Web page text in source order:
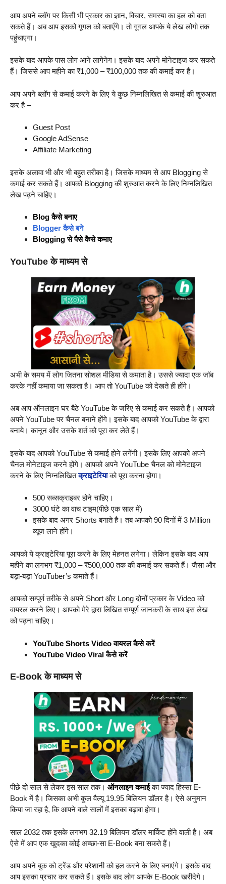
आप अपने ब्लॉग पर किसी भी प्रकार का ज्ञान, विचार, समस्या का हल को बता
सकते हैं। अब आप इसको गूगल को बताएँगे। तो गूगल आपके ये लेख लोगो तक
पहुंचाएगा।
इसके बाद आपके पास लोग आने लागेनेग। इसके बाद अपने मोनेटाइज कर सकते
हैं। जिससे आप महीने का ₹1,000 – ₹100,000 तक की कमाई कर हैं।
आप अपने ब्लॉग से कमाई करने के लिए ये कुछ निम्नलिखित से कमाई की शुरुआत
कर है –
Guest Post
Google AdSense
Affiliate Marketing
इसके अलावा भी और भी बहुत तरीका है। जिसके माध्यम से आप Blogging से
कमाई कर सकते हैं। आपको Blogging की शुरुआत करने के लिए निम्नलिखित
लेख पढ़ने चाहिए।
Blog कैसे बनाए
Blogger कैसे बने
Blogging से पैसे कैसे कमाए
YouTube के माध्यम से
अभी के समय में लोग जितना सोशल मीडिया से कमाता है। उससे ज्यादा एक जॉब
करके नहीं कमाया जा सकता है। आप तो YouTube को देखते ही होंगे।
अब आप ऑनलाइन घर बैठे YouTube के जरिए से कमाई कर सकते हैं। आपको
अपने YouTube पर चैनल बनाने होंगे। इसके बाद आपको YouTube के द्वारा
बनाये। कानून और उसके शर्त को पूरा कर लेते हैं।
इसके बाद आपको YouTube से कमाई होने लगेंगी। इसके लिए आपको अपने
चैनल मोनेटाइज करने होंगे। आपको अपने YouTube चैनल को मोनेटाइज
करने के लिए निम्नलिखितक्राइटेरियाको पूरा करना होगा।
500 सब्सक्राइबर होने चाहिए।
3000 घंटे का वाच टाइम(पीछे एक साल में)
इसके बाद अगर Shorts बनाते है। तब आपको 90 दिनों में 3 Million
व्यूज लाने होंगे।
आपको ये क्राइटेरिया पूरा करने के लिए मेहनत लगेगा। लेकिन इसके बाद आप
महीने का लगभग ₹1,000 – ₹500,000 तक की कमाई कर सकते हैं। जैसा और
बड़ा-बड़ा YouTuber’s कमाते हैं।
आपको सम्पूर्ण तरीके से अपने Short और Long दोनों प्रकार के Video को
वायरल करने लिए। आपको मेरे द्वारा लिखित सम्पूर्ण जानकरी के साथ इस लेख
को पढ़ना चाहिए।
YouTube Shorts Video वायरल कैसे करें
YouTube Video Viral कैसे करें
E-Book के माध्यम से
पीछे दो साल से लेकर इस साल तक। ऑनलाइन कमाईका ज्याद हिस्सा E-
Book में है। जिसका अभी कुल वैल्यू 19.95 बिलियन डॉलर है। ऐसे अनुमान
किया जा रहा है, कि आपने वाले सालों में इसका बढ़ावा होगा।
साल 2032 तक इसके लगभग 32.19 बिलियन डॉलर मार्किट होंने वाली है। अब
ऐसे में आप एक खुदका कोई अच्छा-सा E-Book बना सकते हैं।
आप अपने बुक को ट्रेंड और परेशानी को हल करने के लिए बनाएंगे। इसके बाद
आप इसका प्रचार कर सकते हैं। इसके बाद लोग आपके E-Book खरीदेगे।